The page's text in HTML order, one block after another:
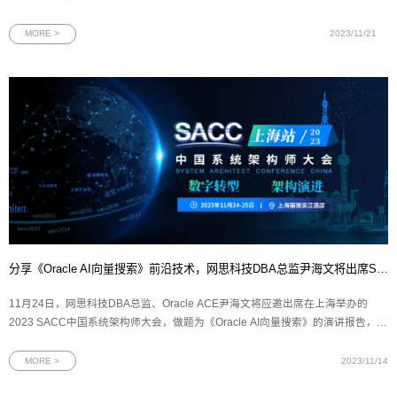
旗下聚焦信息安全赛道的成员企业，星云博创获此殊荣，充分体现了广州政府
MORE > 2023/11/21
分享《Oracle AI向量搜索》前沿技术，网思科技DBA总监尹海文将出席SACC大会！
11月24日，网思科技DBA总监、Oracle ACE尹海文将应邀出席在上海举办的
2023 SACC中国系统架构师大会，做题为《Oracle AI向量搜索》的演讲报告，并
架构师大会是由IT168、ChinaUnix和ITPUB联合主办，以“数字转型 架构演进”为
MORE > 2023/11/14